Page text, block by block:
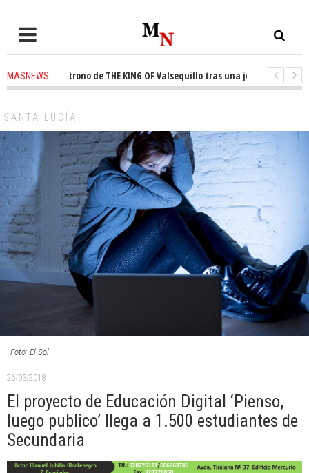
MASNEWS
el trono de THE KING OF Valsequillo tras una jornada de baloncesto
SANTA LUCÍA
Foto: El Sol
26/03/2018
El proyecto de Educación Digital ‘Pienso,
luego publico’ llega a 1.500 estudiantes de
Secundaria